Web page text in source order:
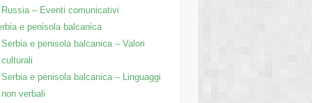
Russia – Eventi comunicativi
e penisola balcanica
Serbia e penisola balcanica – Valori
culturali
Serbia e penisola balcanica – Linguaggi
non verbali